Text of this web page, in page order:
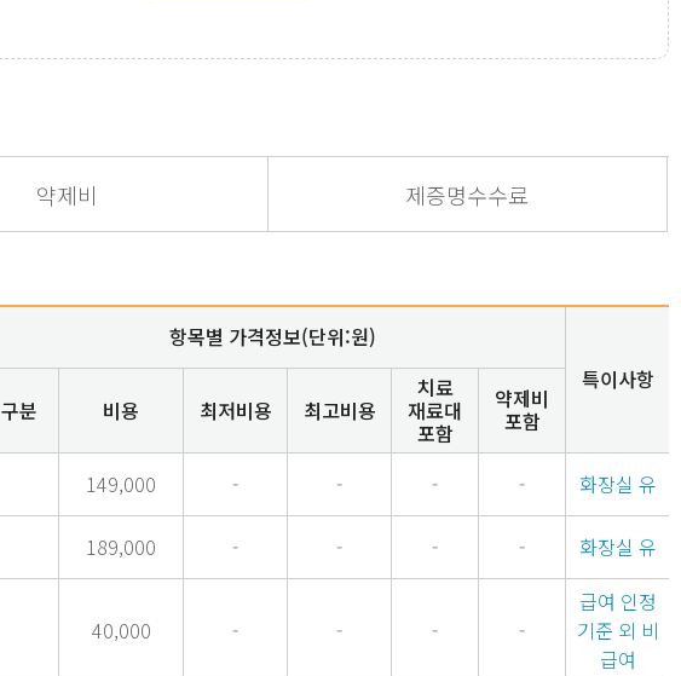
약제비 제증명수수료
항목별 가격정보(단위:원)
특이사항
구분 비용 최저비용 최고비용
치료
재료대
포함
약제비
포함
149,000 - - - - 화장실 유
189,000 - - - - 화장실 유
40,000 - - - -
급여 인정
기준 외 비
급여